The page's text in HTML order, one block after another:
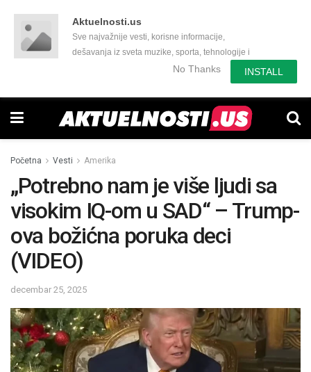
Aktuelnosti.us
Sve najvažnije vesti, korisne informacije,
dešavanja iz sveta muzike, sporta, tehnologije i
još mnogo toga zanimljivog.No Thanks INSTALL
Početna Vesti Amerika
„Potrebno nam je više ljudi sa
visokim IQ-om u SAD“ – Trump-
ova božićna poruka deci
(VIDEO)
decembar 25, 2025